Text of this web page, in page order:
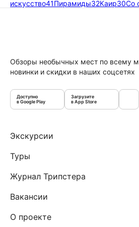
искусство41Пирамиды32Каир30Со
Обзоры необычных мест по всему
новинки и скидки в наших соцсетях
Доступно
в Google Play
Загрузите
в App Store
Экскурсии
Туры
Журнал Трипстера
Вакансии
О проекте